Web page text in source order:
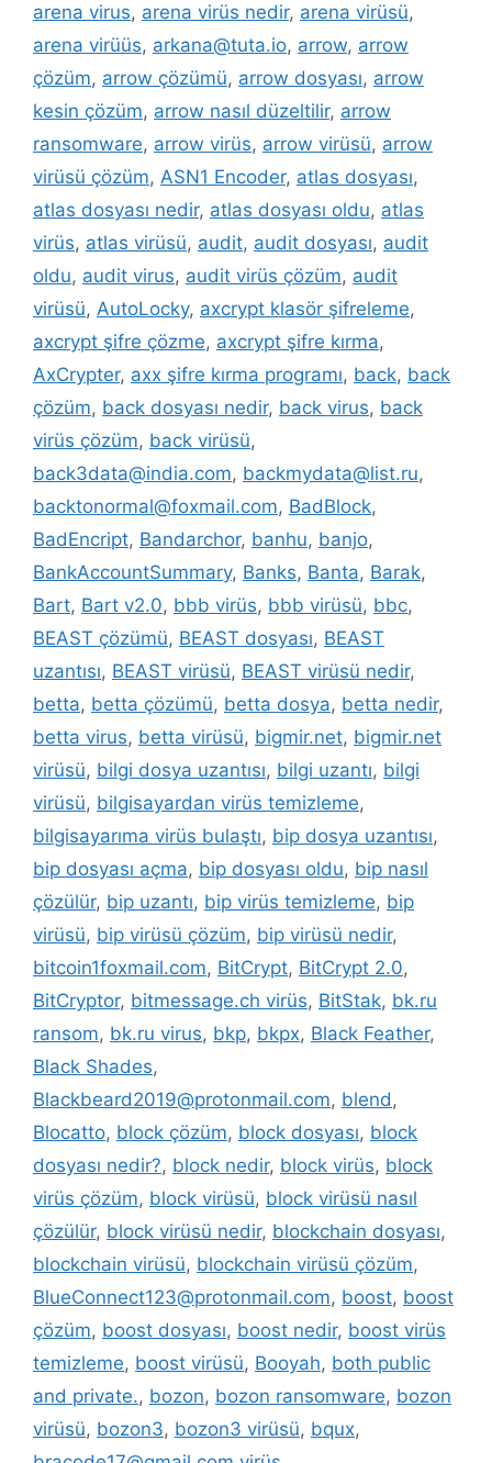
arena virus, arena virüs nedir, arena virüsü,
arena virüüs, arkana@tuta.io, arrow, arrow
çözüm, arrow çözümü, arrow dosyası, arrow
kesin çözüm, arrow nasıl düzeltilir, arrow
ransomware, arrow virüs, arrow virüsü, arrow
virüsü çözüm, ASN1 Encoder, atlas dosyası,
atlas dosyası nedir, atlas dosyası oldu, atlas
virüs, atlas virüsü, audit, audit dosyası, audit
oldu, audit virus, audit virüs çözüm, audit
virüsü, AutoLocky, axcrypt klasör şifreleme,
axcrypt şifre çözme, axcrypt şifre kırma,
AxCrypter, axx şifre kırma programı, back, back
çözüm, back dosyası nedir, back virus, back
virüs çözüm, back virüsü,
back3data@india.com, backmydata@list.ru,
backtonormal@foxmail.com, BadBlock,
BadEncript, Bandarchor, banhu, banjo,
BankAccountSummary, Banks, Banta, Barak,
Bart, Bart v2.0, bbb virüs, bbb virüsü, bbc,
BEAST çözümü, BEAST dosyası, BEAST
uzantısı, BEAST virüsü, BEAST virüsü nedir,
betta, betta çözümü, betta dosya, betta nedir,
betta virus, betta virüsü, bigmir.net, bigmir.net
virüsü, bilgi dosya uzantısı, bilgi uzantı, bilgi
virüsü, bilgisayardan virüs temizleme,
bilgisayarıma virüs bulaştı, bip dosya uzantısı,
bip dosyası açma, bip dosyası oldu, bip nasıl
çözülür, bip uzantı, bip virüs temizleme, bip
virüsü, bip virüsü çözüm, bip virüsü nedir,
bitcoin1foxmail.com, BitCrypt, BitCrypt 2.0,
BitCryptor, bitmessage.ch virüs, BitStak, bk.ru
ransom, bk.ru virus, bkp, bkpx, Black Feather,
Black Shades,
Blackbeard2019@protonmail.com, blend,
Blocatto, block çözüm, block dosyası, block
dosyası nedir?, block nedir, block virüs, block
virüs çözüm, block virüsü, block virüsü nasıl
çözülür, block virüsü nedir, blockchain dosyası,
blockchain virüsü, blockchain virüsü çözüm,
BlueConnect123@protonmail.com, boost, boost
çözüm, boost dosyası, boost nedir, boost virüs
temizleme, boost virüsü, Booyah, both public
and private., bozon, bozon ransomware, bozon
virüsü, bozon3, bozon3 virüsü, bqux,